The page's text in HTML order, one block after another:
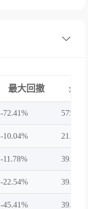
最大回撤 最
-72.41%
-10.04% 21.95%
-11.78% 39.57%
-22.54% 39.57%
-45.41% 39.57%